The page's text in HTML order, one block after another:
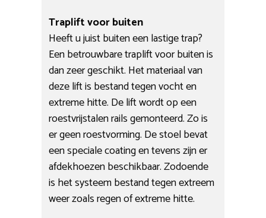
Traplift voor buiten
Heeft u juist buiten een lastige trap?
Een betrouwbare traplift voor buiten is
dan zeer geschikt. Het materiaal van
deze lift is bestand tegen vocht en
extreme hitte. De lift wordt op een
roestvrijstalen rails gemonteerd. Zo is
er geen roestvorming. De stoel bevat
een speciale coating en tevens zijn er
afdekhoezen beschikbaar. Zodoende
is het systeem bestand tegen extreem
weer zoals regen of extreme hitte.